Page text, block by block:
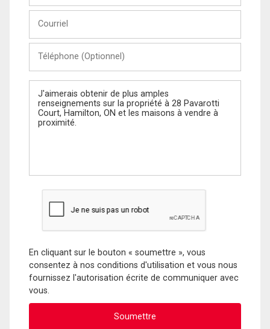
Nom
(Optionnel)
Message
En cliquant sur le bouton « soumettre », vous
consentez à nos conditions d'utilisation et vous nous
fournissez l'autorisation écrite de communiquer avec
vous.